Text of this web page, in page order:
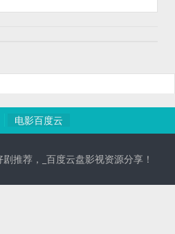
电影百度云
推荐，_百度云盘影视资源分享！